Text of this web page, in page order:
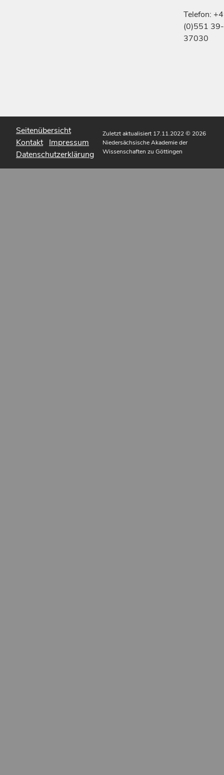
Telefon:
(0)551 39-
37030
Seitenübersicht
Kontakt Impressum
Datenschutzerklärung
Zuletzt aktualisiert 17.11.2022© 2026
Niedersächsische Akademie der
Wissenschaften zu Göttingen